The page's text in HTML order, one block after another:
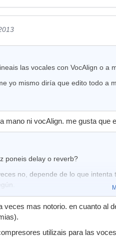
las vocales con VocAlign o a
yo mismo diría que edito todo a
mano ni vocAlign. me gusta que
poneis delay o reverb?
no, depende de lo que
veces mas notorio. en cuanto al
utilizais para las